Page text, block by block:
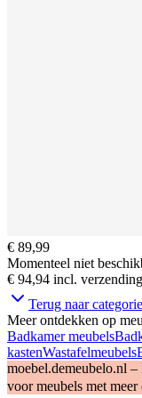
€ 89,99
Momenteel niet
€ 94,94 incl. verzending
Terug naar categorie
Meer ontdekken op
Badkamer meubels
kastenWastafelmeubels
moebel.demeubelo.nl –
voor meubels met